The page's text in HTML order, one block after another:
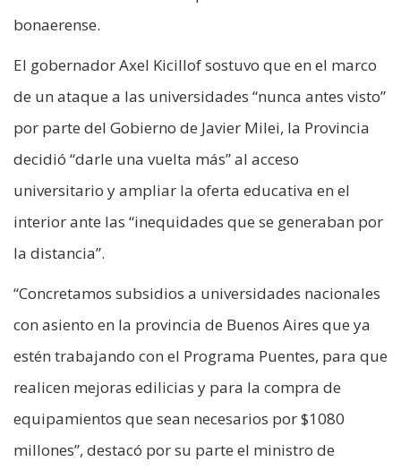
bonaerense.
El gobernador Axel Kicillof sostuvo que en el marco
de un ataque a las universidades “nunca antes visto”
por parte del Gobierno de Javier Milei, la Provincia
decidió “darle una vuelta más” al acceso
universitario y ampliar la oferta educativa en el
interior ante las “inequidades que se generaban por
la distancia”.
“Concretamos subsidios a universidades nacionales
con asiento en la provincia de Buenos Aires que ya
estén trabajando con el Programa Puentes, para que
realicen mejoras edilicias y para la compra de
equipamientos que sean necesarios por $1080
millones”, destacó por su parte el ministro de